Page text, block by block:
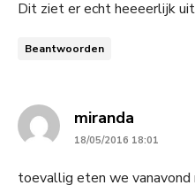
Dit ziet er echt heeeerlijk
Beantwoorden
miranda
18/05/2016 18:01
toevallig eten we